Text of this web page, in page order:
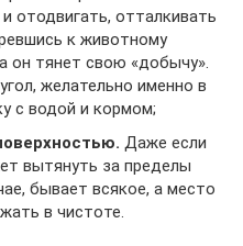
отодвигать, отталкивать
к животному
он тянет свою «добычу».
желательно именно в
с водой и кормом;
Даже если
вытянуть за пределы
бывает всякое, а место
в чистоте.